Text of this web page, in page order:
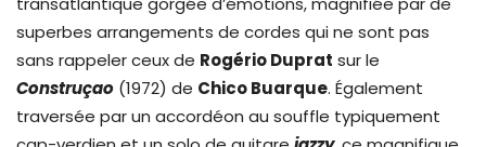
superbes arrangements de cordes qui ne sont pas
sans rappeler ceux de Rogério Duprat sur le
Construçao (1972) de Chico Buarque. Également
traversée par un accordéon au souffle typiquement